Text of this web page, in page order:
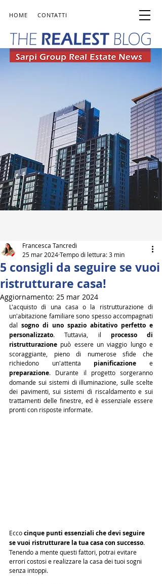
HOME CONTATTI
5 consigli da seguire se vuoi
ristrutturare casa!
Francesca Tancredi
25 mar 2024Tempo di lettura: 3 min
Aggiornamento: 25 mar 2024
L'acquisto di una casa o la ristrutturazione di
un'abitazione familiare sono spesso accompagnati
dal sogno di uno spazio abitativo perfetto e
personalizzato. Tuttavia, il processo di
ristrutturazione può essere un viaggio lungo e
scoraggiante, pieno di numerose sfide che
richiedono un'attenta pianificazione
preparazione. Durante il progetto sorgeranno
domande sui sistemi di illuminazione, sulle scelte
dei pavimenti, sui sistemi di riscaldamento e sui
trattamenti delle finestre, ed è essenziale essere
pronti con risposte informate.
Ecco cinque punti essenziali che devi seguire
se vuoi ristrutturare la tua casa con successo.
Tenendo a mente questi fattori, potrai evitare
errori costosi e realizzare la casa dei tuoi sogni
senza intoppi.